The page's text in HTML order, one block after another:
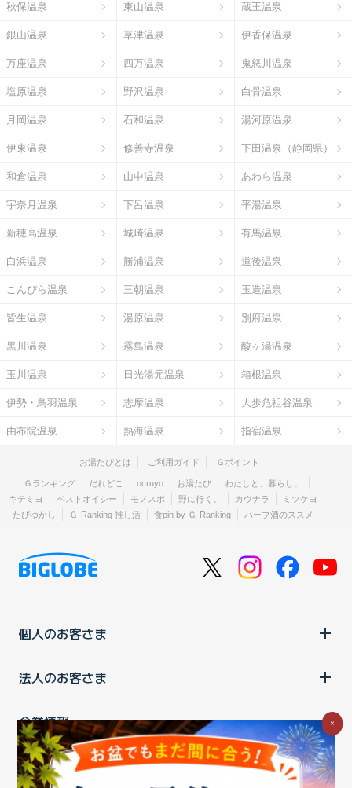
秋保温泉 東山温泉 蔵王温泉
銀山温泉 草津温泉 伊香保温泉
万座温泉 四万温泉 鬼怒川温泉
塩原温泉 野沢温泉 白骨温泉
月岡温泉 石和温泉 湯河原温泉
伊東温泉 修善寺温泉 下田温泉（静岡県）
和倉温泉 山中温泉 あわら温泉
宇奈月温泉 下呂温泉 平湯温泉
新穂高温泉 城崎温泉 有馬温泉
白浜温泉 勝浦温泉 道後温泉
こんぴら温泉 三朝温泉 玉造温泉
皆生温泉 湯原温泉 別府温泉
黒川温泉 霧島温泉 酸ヶ湯温泉
玉川温泉 日光湯元温泉 箱根温泉
伊勢・鳥羽温泉 志摩温泉 大歩危祖谷温泉
由布院温泉 熱海温泉 指宿温泉
お湯たびとは ご利用ガイド Ｇポイント
Ｇランキング だれどこ ocruyo お湯たび
わたしと、暮らし。
キテミヨ
ベストオイシー モノスポ 野に行く。 カウナラ
ミツケヨ
たびゆかし
Ｇ-Ranking 推し活 食pin by Ｇ-Ranking ハーブ酒のススメ
個人のお客さま
法人のお客さま
企業情報
ご利用中の方
×